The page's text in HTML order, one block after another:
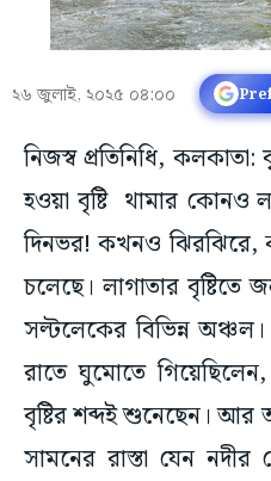
২৬ জুলাই, ২০২৫ ০৪:০০
নিজস্ব প্রতিনিধি,
হওয়া বৃষ্টি থামার কোনও
দিনভর! কখনও ঝিরঝিরে,
চলেছে। লাগাতার
সল্টলেকের বিভিন্ন অঞ্চল।
রাতে ঘুমোতে
বৃষ্টির শব্দই শুনেছেন। আর
সামনের রাস্তা যেন